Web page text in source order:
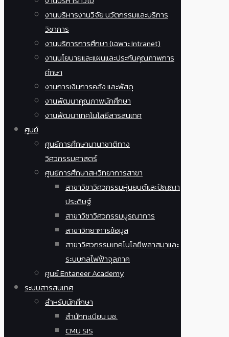
งานบริหารงานวิจัย นวัตกรรมและบริการ
วิชาการ
งานบริการการศึกษา (เฉพาะ Intranet)
งานนโยบายและแผนและประกันคุณภาพการ
ศึกษา
งานการเงินการคลัง และพัสดุ
งานพัฒนาคุณภาพนักศึกษา
งานพัฒนาเทคโนโลยีสารสนเทศ
ศูนย์
ศูนย์การศึกษานานาชาติทาง
วิศวกรรมศาสตร์
ศูนย์การศึกษาสหวิทยาการสาขา
สาขาวิชาวิศวกรรมหุ่นยนต์และปัญญา
ประดิษฐ์
สาขาวิชาวิศวกรรมบูรณาการ
สาขาวิทยาการข้อมูล
สาขาวิศวกรรมเทคโนโลยีพลาสมาและ
ระบบกลไฟฟ้าจุลภาค
ศูนย์ Entaneer Academy
ระบบสารสนเทศ
สำหรับนักศึกษา
สำนักทะเบียน มช.
CMU SIS